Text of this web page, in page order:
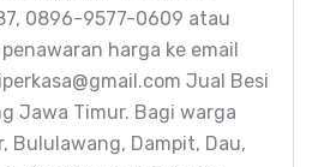
0896-9577-0609 atau
harga ke email
Jual Besi
Jawa Timur. Bagi warga
Bululawang, Dampit, Dau,